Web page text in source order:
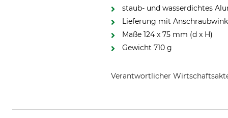
staub- und wasserdichtes
Lieferung mit
Maße 124 x 75 mm (d x H)
Gewicht 710 g
Verantwortlicher